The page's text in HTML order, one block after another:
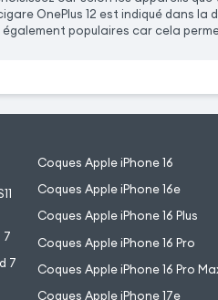
OnePlus 12 est indiqué dans
populaires car cela
7
7
Coques Apple iPhone 16
Coques Apple iPhone 16e
Coques Apple iPhone 16 Plus
Coques Apple iPhone 16 Pro
Coques Apple iPhone 16 Pro
Coques Apple iPhone 17e